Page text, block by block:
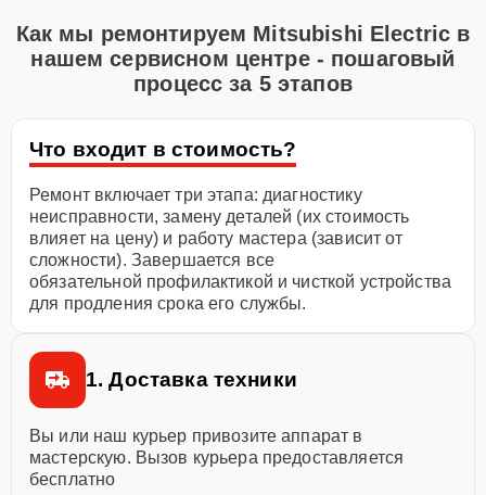
Как мы ремонтируем Mitsubishi Electric в
нашем сервисном центре - пошаговый
процесс за 5 этапов
Что входит в стоимость?
Ремонт включает три этапа: диагностику
неисправности, замену деталей (их стоимость
влияет на цену) и работу мастера (зависит от
сложности). Завершается все
обязательной профилактикой и чисткой устройства
для продления срока его службы.
1. Доставка техники
Вы или наш курьер привозите аппарат в
мастерскую. Вызов курьера предоставляется
бесплатно